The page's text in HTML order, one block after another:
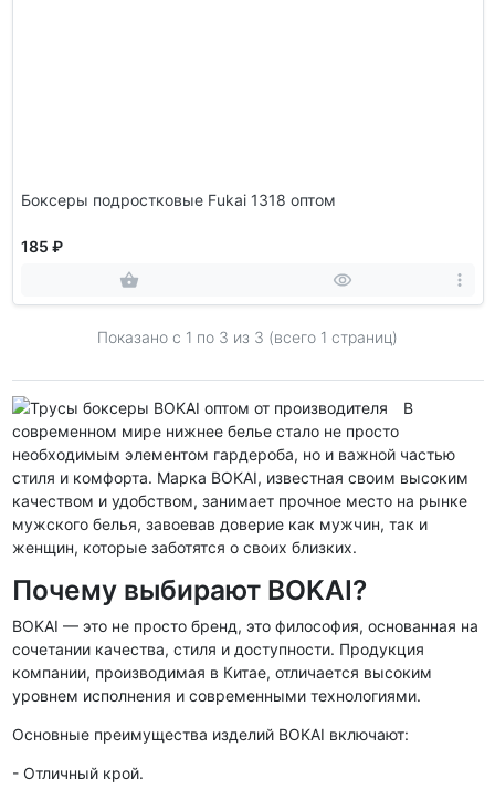
Боксеры подростковые Fukai 1318 оптом
185 ₽
Показано с 1 по 3 из 3 (всего 1 страниц)
В
современном мире нижнее белье стало не просто
необходимым элементом гардероба, но и важной частью
стиля и комфорта. Марка BOKAI, известная своим высоким
качеством и удобством, занимает прочное место на рынке
мужского белья, завоевав доверие как мужчин, так и
женщин, которые заботятся о своих близких.
Почему выбирают BOKAI?
BOKAI — это не просто бренд, это философия, основанная на
сочетании качества, стиля и доступности. Продукция
компании, производимая в Китае, отличается высоким
уровнем исполнения и современными технологиями.
Основные преимущества изделий BOKAI включают:
- Отличный крой.